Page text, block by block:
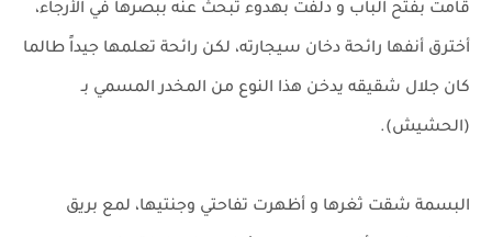
قامت بفتح الباب و دلفت بهدوء تبحث عنه ببصرها في الأرجاء،
أخترق أنفها رائحة دخان سيجارته، لكن رائحة تعلمها جيداً طالما
كان جلال شقيقه يدخن هذا النوع من المخدر المسمي بـ
(الحشيش).
البسمة شقت ثغرها و أظهرت تفاحتي وجنتيها، لمع بريق